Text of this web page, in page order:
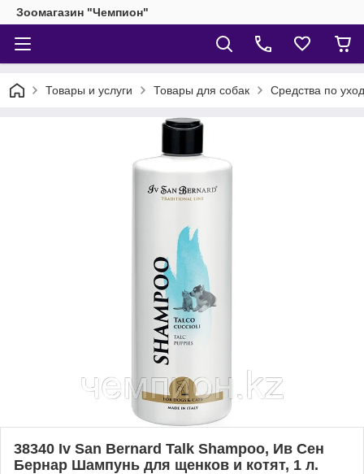
Зоомагазин "Чемпион"
Товары и услуги Товары для собак Средства по
38340 Iv San Bernard Talk Shampoo, Ив Сен
Бернар Шампунь для щенков и котят, 1 л.